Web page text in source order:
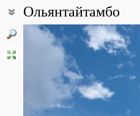
Ольянтайтамбо
Coordinates:
13° 15′ 28″ S, 72° 16′
Point description:
Посёлок Ольянтайтамбо
Куско на высоте 2792 м
южной границе
Тогда же был построен
вершине ведут две
краю поселка на высоте